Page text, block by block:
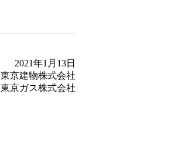
2021年1月13日
東京建物株式会社
東京ガス株式会社